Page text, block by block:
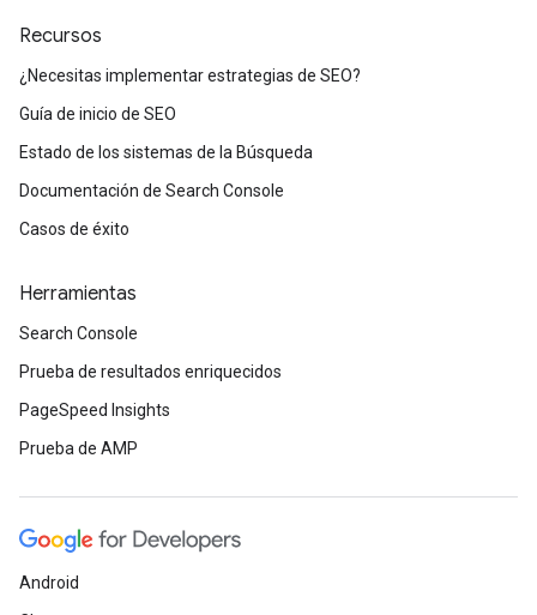
Recursos
¿Necesitas implementar estrategias de SEO?
Guía de inicio de SEO
Estado de los sistemas de la Búsqueda
Documentación de Search Console
Casos de éxito
Herramientas
Search Console
Prueba de resultados enriquecidos
PageSpeed Insights
Prueba de AMP
Android